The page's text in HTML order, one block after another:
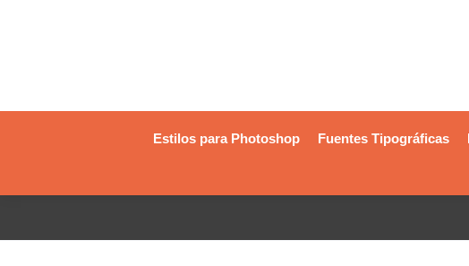
Estilos para Photoshop Fuentes Tipográficas